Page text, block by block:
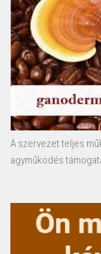
A szervezet teljes
agyműködés